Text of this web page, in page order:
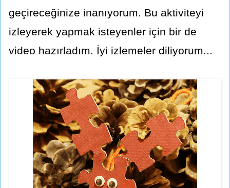
geçireceğinize inanıyorum. Bu aktiviteyi
izleyerek yapmak isteyenler için bir de
video hazırladım. İyi izlemeler diliyorum...